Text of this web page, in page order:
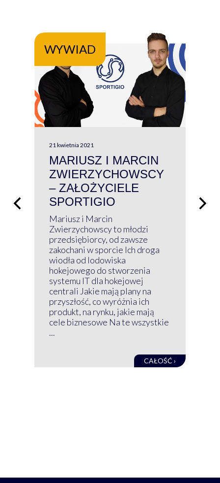
WYWIAD
21 kwietnia 2021
MARIUSZ I MARCIN
ZWIERZYCHOWSCY
– ZAŁOŻYCIELE
SPORTIGIO
Mariusz i Marcin
Zwierzychowscy to młodzi
przedsiębiorcy, od zawsze
zakochani w sporcie Ich droga
wiodła od lodowiska
hokejowego do stworzenia
systemu IT dla hokejowej
centrali Jakie mają plany na
przyszłość, co wyróżnia ich
produkt, na rynku, jakie mają
cele biznesowe Na te wszystkie
...
CAŁOŚĆ ›